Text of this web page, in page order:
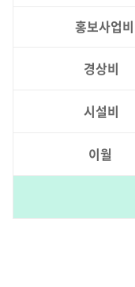
홍보사업비
경상비
시설비
이월